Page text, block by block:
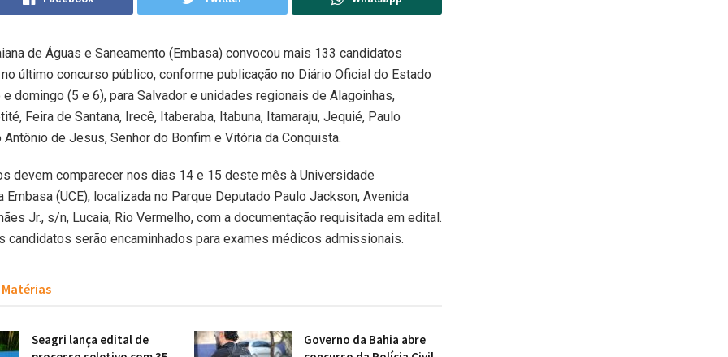
de Águas e Saneamento (Embasa) convocou mais 133 candidatos
último concurso público, conforme publicação no Diário Oficial do Estado
domingo (5 e 6), para Salvador e unidades regionais de Alagoinhas,
Feira de Santana, Irecê, Itaberaba, Itabuna, Itamaraju, Jequié, Paulo
Antônio de Jesus, Senhor do Bonfim e Vitória da Conquista.
devem comparecer nos dias 14 e 15 deste mês à Universidade
Embasa (UCE), localizada no Parque Deputado Paulo Jackson, Avenida
Jr., s/n, Lucaia, Rio Vermelho, com a documentação requisitada em edital.
candidatos serão encaminhados para exames médicos admissionais.
Matérias
Seagri lança edital de
Governo da Bahia abre